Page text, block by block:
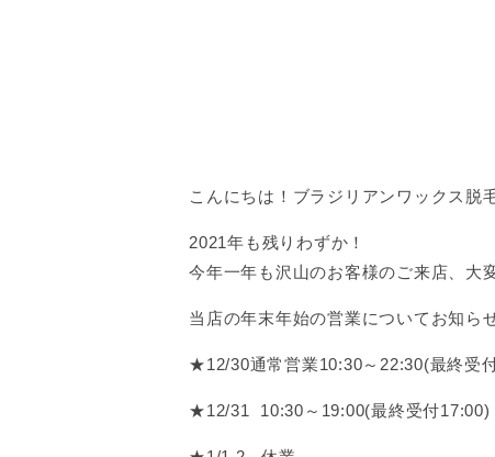
こんにちは！ブラジリアンワックス脱
2021年も残りわずか！
今年一年も沢山のお客様のご来店、大
当店の年末年始の営業についてお知ら
★12/30通常営業10:30～22:30(最終受
★12/31 10:30～19:00(最終受付17:00)